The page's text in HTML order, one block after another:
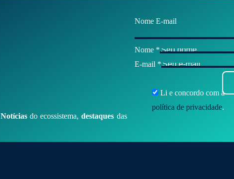
Notíciasdo ecossistema,destaques das
Nome E-mail
Nome *
E-mail *
Li e concordo com a
política de privacidade.